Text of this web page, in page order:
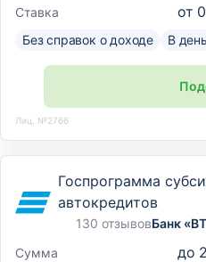
Ставка от
Без справок о доходе В
Лиц. №2766
Госпрограмма
автокредитов
130 отзывовБанк
Сумма
до